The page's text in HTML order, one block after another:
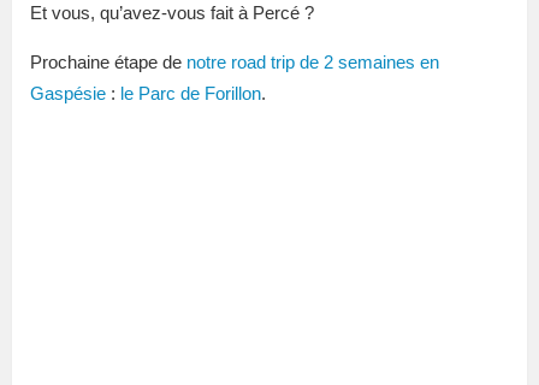
Et vous, qu’avez-vous fait à Percé ?
Prochaine étape de notre road trip de 2 semaines en
Gaspésie : le Parc de Forillon.